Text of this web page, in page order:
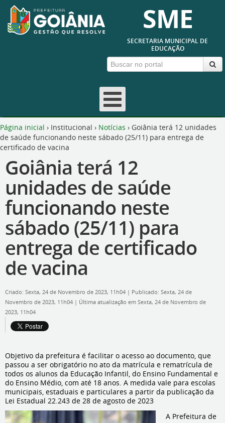
SME
SECRETARIA MUNICIPAL DE
EDUCAÇÃO
Página inicial › Institucional › Notícias › Goiânia terá 12 unidades
de saúde funcionando neste sábado (25/11) para entrega de
certificado de vacina
Goiânia terá 12
unidades de saúde
funcionando neste
sábado (25/11) para
entrega de certificado
de vacina
Criado: Sexta, 24 de Novembro de 2023, 11h04 | Publicado: Sexta, 24 de
Novembro de 2023, 11h04 | Última atualização em Sexta, 24 de Novembro de
2023, 11h04
Objetivo da prefeitura é facilitar o acesso ao documento, que
passou a ser obrigatório no ato da matrícula e rematrícula de
todos os alunos da Educação Infantil, do Ensino Fundamental e
do Ensino Médio, com até 18 anos. A medida vale para escolas
municipais, estaduais e particulares a partir da publicação da
Lei Estadual 22.243 de 28 de agosto de 2023
A Prefeitura de